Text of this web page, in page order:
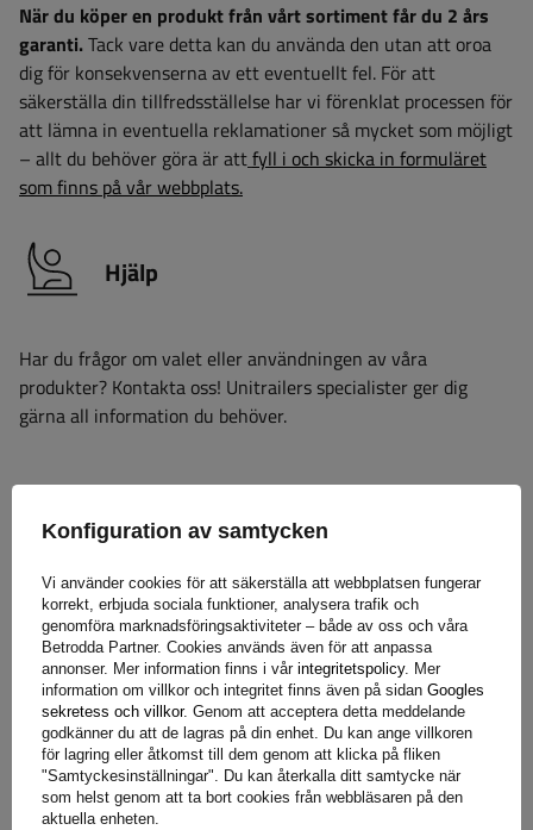
När du köper en produkt från vårt sortiment får du 2 års
garanti.Tack vare detta kan du använda den utan att oroa
dig för konsekvenserna av ett eventuellt fel. För att
säkerställa din tillfredsställelse har vi förenklat processen för
att lämna in eventuella reklamationer så mycket som möjligt
– allt du behöver göra är attfyll i och skicka in formuläret
som finns på vår webbplats.
Hjälp
Har du frågor om valet eller användningen av våra
produkter? Kontakta oss! Unitrailers specialister ger dig
gärna all information du behöver.
Specifikation
Leverans
Ställ en fråga
Konfiguration av samtycken
Vi använder cookies för att säkerställa att webbplatsen fungerar
korrekt, erbjuda sociala funktioner, analysera trafik och
genomföra marknadsföringsaktiviteter – både av oss och våra
Betrodda Partner. Cookies används även för att anpassa
annonser. Mer information finns i vår integritetspolicy. Mer
information om villkor och integritet finns även på sidan Googles
sekretess och villkor. Genom att acceptera detta meddelande
godkänner du att de lagras på din enhet. Du kan ange villkoren
för lagring eller åtkomst till dem genom att klicka på fliken
"Samtyckesinställningar". Du kan återkalla ditt samtycke när
som helst genom att ta bort cookies från webbläsaren på den
aktuella enheten.